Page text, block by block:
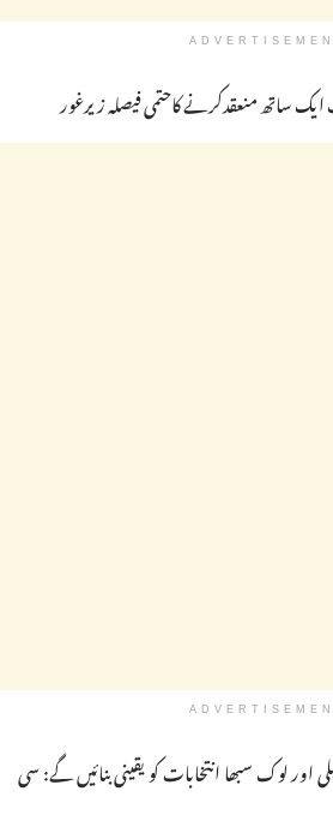
ساتھ منعقدکرنے کاحتمی فیصلہ زیرغور
اور لوک سبھا انتخابات کو یقینی بنائیں گے: سی